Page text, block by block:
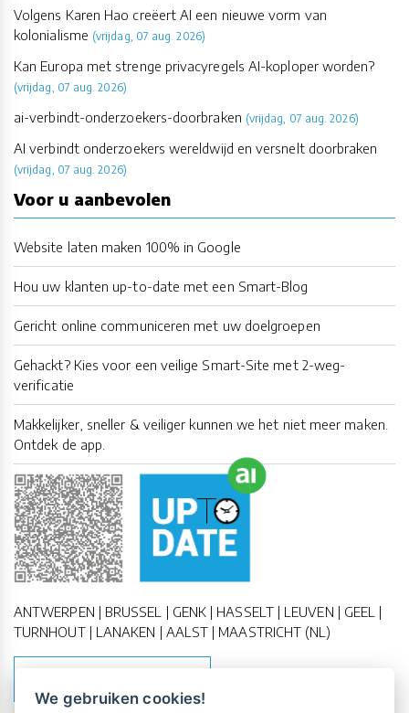
Volgens Karen Hao creëert AI een nieuwe vorm van
kolonialisme (vrijdag, 07 aug. 2026)
Kan Europa met strenge privacyregels AI-koploper worden?
(vrijdag, 07 aug. 2026)
ai-verbindt-onderzoekers-doorbraken (vrijdag, 07 aug. 2026)
AI verbindt onderzoekers wereldwijd en versnelt doorbraken
(vrijdag, 07 aug. 2026)
Voor u aanbevolen
Website laten maken 100% in Google
Hou uw klanten up-to-date met een Smart-Blog
Gericht online communiceren met uw doelgroepen
Gehackt? Kies voor een veilige Smart-Site met 2-weg-
verificatie
Makkelijker, sneller & veiliger kunnen we het niet meer maken.
Ontdek de app.
ANTWERPEN | BRUSSEL | GENK | HASSELT | LEUVEN | GEEL |
TURNHOUT | LANAKEN | AALST | MAASTRICHT (NL)
We gebruiken cookies!